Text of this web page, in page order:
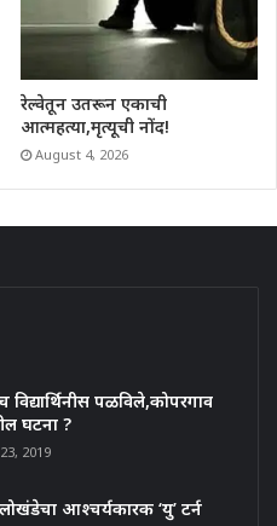
रेल्वेतून उतरून एकाची
आत्महत्या,मृत्यूची नोंद!
August 4, 2026
विद्यार्थिनीस पळविले,कोपरगाव
घटना ?
2019
आश्चर्यकारक ‘यु’ टर्न